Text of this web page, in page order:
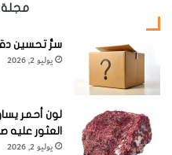
يفترض أن إنتاجية أي حقل
وهو جيولوجي من شركة شل
استخراج نصف كمية النفط
حقول النفط المعروفة في
بآخر، فإن التقانة هي الكورنكوپيا
مجلة
سرُّ تحسين
يوليو 2, 2026
لون أحمر
العثور عليه
يوليو 2, 2026